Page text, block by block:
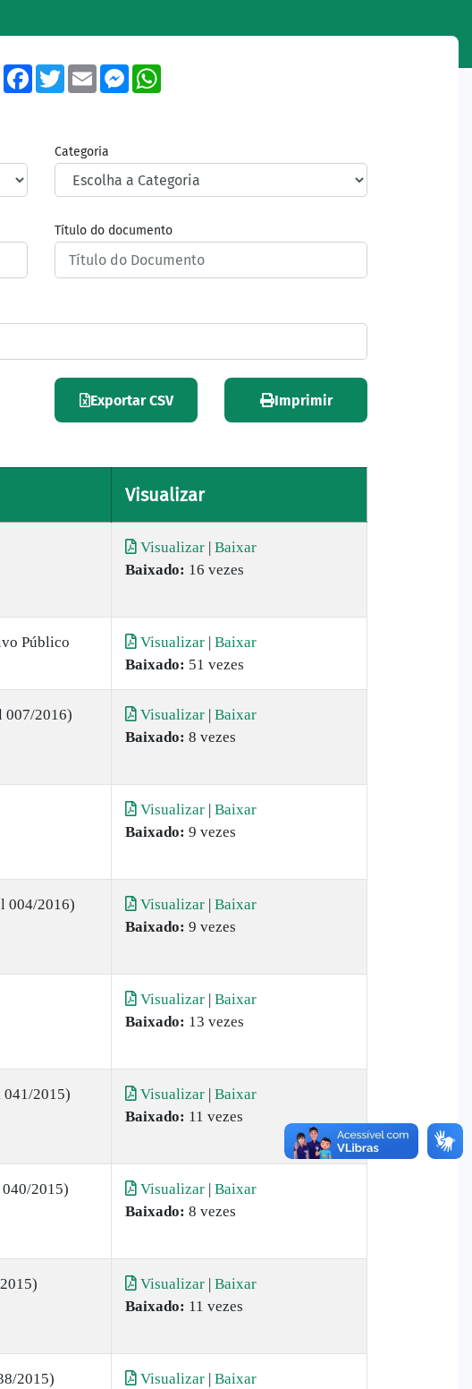
ShareFacebook
TwitterEmailMessenger
Categoria
Título do documento
Exportar CSV Imprimir
Visualizar
Visualizar | Baixar
Baixado: 16 vezes
Público
Visualizar | Baixar
Baixado: 51 vezes
007/2016) Visualizar | Baixar
Baixado: 8 vezes
Visualizar | Baixar
Baixado: 9 vezes
004/2016) Visualizar | Baixar
Baixado: 9 vezes
Visualizar | Baixar
Baixado: 13 vezes
041/2015) Visualizar | Baixar
Baixado: 11 vezes
2015) Visualizar | Baixar
Baixado: 8 vezes
Visualizar | Baixar
Baixado: 11 vezes
2015) Visualizar | Baixar